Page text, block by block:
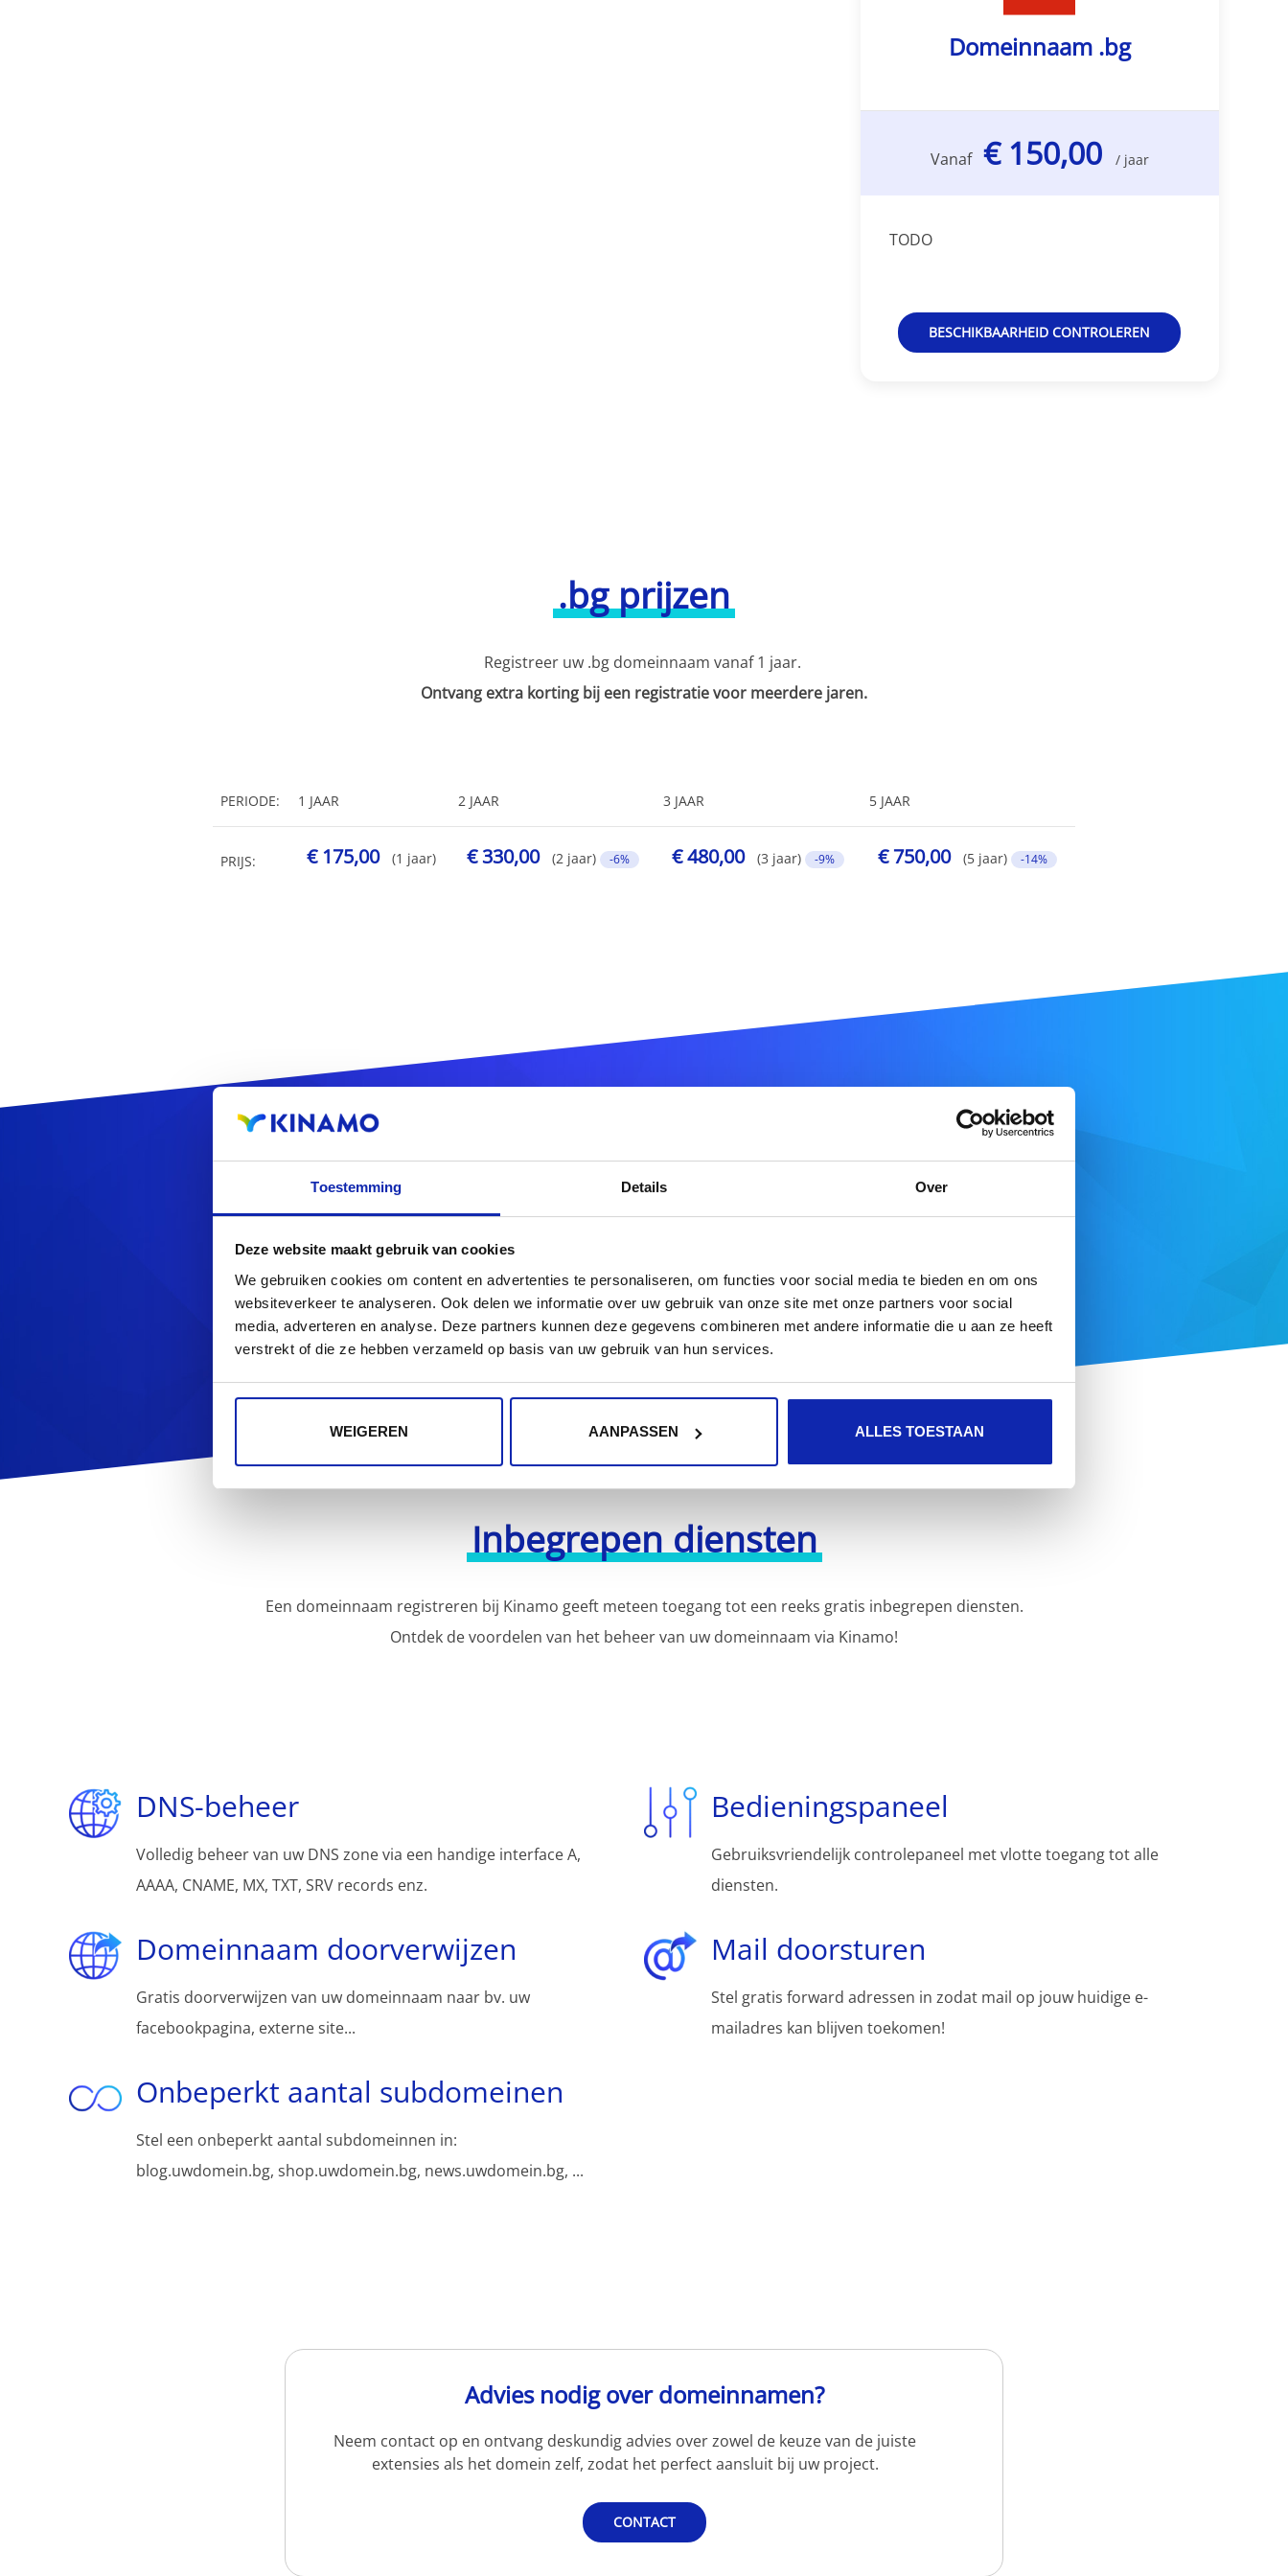
Toestemming Details Over
Deze website maakt gebruik van cookies
We gebruiken cookies om content en advertenties te personaliseren, om functies voor social media te bieden en om ons
websiteverkeer te analyseren. Ook delen we informatie over uw gebruik van onze site met onze partners voor social
media, adverteren en analyse. Deze partners kunnen deze gegevens combineren met andere informatie die u aan ze heeft
verstrekt of die ze hebben verzameld op basis van uw gebruik van hun services.
WEIGEREN AANPASSEN ALLES TOESTAAN
Domeinnaam .bg
Vanaf € 150,00 / jaar
TODO
BESCHIKBAARHEID CONTROLEREN
.bg prijzen
Registreer uw .bg domeinnaam vanaf 1 jaar.
Ontvang extra korting bij een registratie voor meerdere jaren.
PERIODE: 1 JAAR 2 JAAR 3 JAAR 5 JAAR
PRIJS: € 175,00 (1 jaar) € 330,00 (2 jaar) -6% € 480,00 (3 jaar) -9% € 750,00 (5 jaar) -14%
.bg DOMEIN ZOEKEN
Op zoek naar meer domeinnaamextensies? Ontdek hier ons volledige aanbod
Inbegrepen diensten
Een domeinnaam registreren bij Kinamo geeft meteen toegang tot een reeks gratis inbegrepen diensten.
Ontdek de voordelen van het beheer van uw domeinnaam via Kinamo!
DNS-beheer
Volledig beheer van uw DNS zone via een handige interface A,
AAAA, CNAME, MX, TXT, SRV records enz.
Bedieningspaneel
Gebruiksvriendelijk controlepaneel met vlotte toegang tot alle
diensten.
Domeinnaam doorverwijzen
Gratis doorverwijzen van uw domeinnaam naar bv. uw
facebookpagina, externe site...
Mail doorsturen
Stel gratis forward adressen in zodat mail op jouw huidige e-
mailadres kan blijven toekomen!
Onbeperkt aantal subdomeinen
Stel een onbeperkt aantal subdomeinnen in:
blog.uwdomein.bg, shop.uwdomein.bg, news.uwdomein.bg, ...
Advies nodig over domeinnamen?
Neem contact op en ontvang deskundig advies over zowel de keuze van de juiste
extensies als het domein zelf, zodat het perfect aansluit bij uw project.
CONTACT